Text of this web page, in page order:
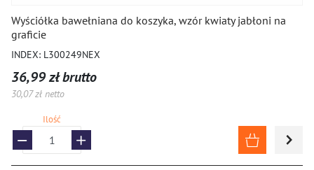
Wyściółka bawełniana do koszyka, wzór kwiaty jabłoni na
graficie
INDEX: L300249NEX
36,99 zł brutto
30,07 zł netto
Ilość